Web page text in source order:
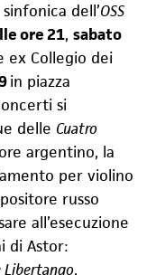
dell’OSS
ore 21, sabato
ex Collegio dei
in piazza
si
delle Cuatro
argentino, la
per violino
russo
all’esecuzione
di Astor:
Libertango,